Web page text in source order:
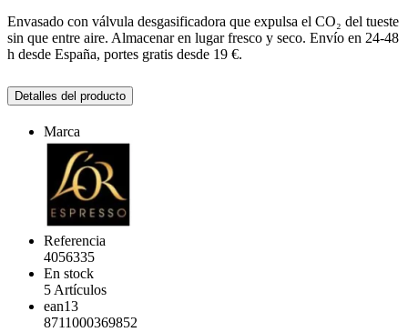
Envasado con válvula desgasificadora que expulsa el CO₂ del tueste
sin que entre aire. Almacenar en lugar fresco y seco. Envío en 24-48
h desde España, portes gratis desde 19 €.
Detalles del producto
Marca
Referencia
4056335
En stock
5 Artículos
ean13
8711000369852